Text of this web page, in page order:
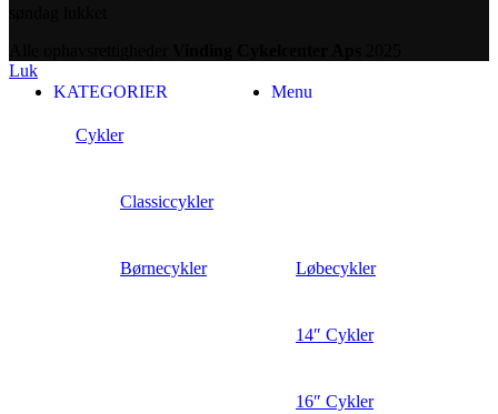
Luk
Menu
KATEGORIER
Cykler
Classiccykler
Børnecykler Løbecykler
14″ Cykler
16″ Cykler